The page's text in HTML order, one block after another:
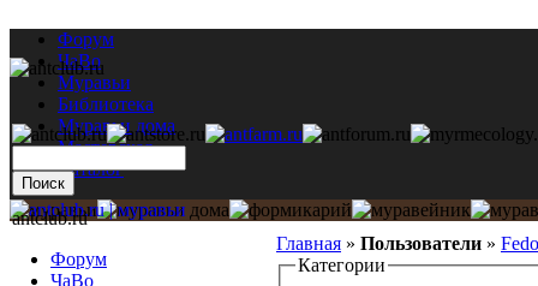
Форум
ЧаВо
Муравьи
Библиотека
Муравьи дома
Мастерская
Каталог
Главная » Пользователи »
Категории
antclub.ru
Форум
ЧаВо